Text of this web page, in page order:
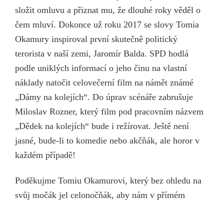
složit omluvu a přiznat mu, že dlouhé roky věděl o
čem mluví. Dokonce už roku 2017 se slovy Tomia
Okamury inspiroval první skutečně politický
terorista v naší zemi, Jaromír Balda. SPD hodlá
podle uniklých informací o jeho činu na vlastní
náklady natočit celovečerní film na námět známé
„Dámy na kolejích“. Do úprav scénáře zabrušuje
Miloslav Rozner, který film pod pracovním názvem
„Dědek na kolejích“ bude i režírovat. Ještě není
jasné, bude-li to komedie nebo akčňák, ale horor v
každém případě!
Poděkujme Tomiu Okamurovi, který bez ohledu na
svůj močák jel celonočňák, aby nám v přímém